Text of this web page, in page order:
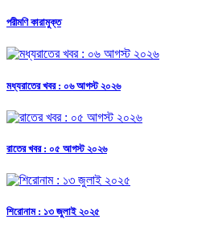
পরীমণি কারামুক্ত
মধ্যরাতের খবর : ০৬ আগস্ট ২০২৬
রাতের খবর : ০৫ আগস্ট ২০২৬
শিরোনাম : ১৩ জুলাই ২০২৫